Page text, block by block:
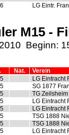
LG Eintr.
M15 -
Beginn:
Nat.
Verein
LG Eintracht
SG 1877
TG Zeilsheim
LG Eintracht
LG Eintracht
TSG 1888
TSG 1888
LG Eintracht